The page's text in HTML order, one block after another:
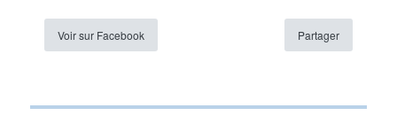
Voir sur Facebook Partager